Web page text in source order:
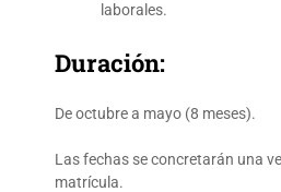
laborales.
Duración:
De octubre a mayo (8 meses).
Las fechas se concretarán una
matrícula.